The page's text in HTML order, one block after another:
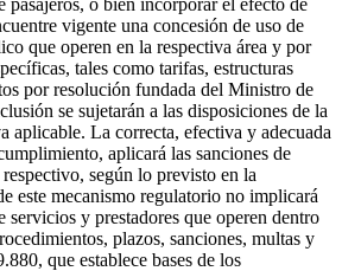
pasajeros, o bien incorporar el efecto de
vigente una concesión de uso de
que operen en la respectiva área y por
tales como tarifas, estructuras
por resolución fundada del Ministro de
se sujetarán a las disposiciones de la
aplicable. La correcta, efectiva y adecuada
aplicará las sanciones de
según lo previsto en la
este mecanismo regulatorio no implicará
y prestadores que operen dentro
plazos, sanciones, multas y
que establece bases de los